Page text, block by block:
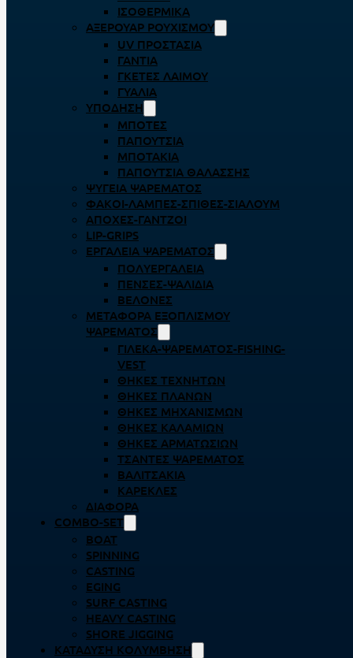
ΙΣΟΘΕΡΜΙΚΆ
ΑΞΕΡΟΥΆΡ ΡΟΥΧΙΣΜΟΎ
UV ΠΡΟΣΤΑΣΊΑ
ΓΆΝΤΙΑ
ΓΚΈΤΕΣ ΛΑΊΜΟΥ
ΓΥΑΛΙΆ
ΥΠΌΔΗΣΗ
ΜΠΌΤΕΣ
ΠΑΠΟΎΤΣΙΑ
ΜΠΟΤΆΚΙΑ
ΠΑΠΟΎΤΣΙΑ ΘΑΛΆΣΣΗΣ
ΨΥΓΕΊΑ ΨΑΡΈΜΑΤΟΣ
ΦΑΚΟΊ-ΛΆΜΠΕΣ-ΣΠΊΘΕΣ-ΣΊΑΛΟΥΜ
ΑΠΌΧΕΣ-ΓΆΝΤΖΟΙ
LIP-GRIPS
EΡΓΑΛΕΊΑ ΨΑΡΈΜΑΤΟΣ
ΠΟΛΥΕΡΓΑΛΕΊΑ
ΠΈΝΣΕΣ-ΨΑΛΊΔΙΑ
ΒΕΛΌΝΕΣ
ΜΕΤΑΦΟΡΆ ΕΞΟΠΛΙΣΜΟΎ
ΨΑΡΈΜΑΤΟΣ
ΓΙΛΈΚΑ-ΨΑΡΈΜΑΤΟΣ-FISHING-
VEST
ΘΉΚΕΣ ΤΕΧΝΗΤΏΝ
ΘΉΚΕΣ ΠΛΆΝΩΝ
ΘΉΚΕΣ ΜΗΧΑΝΙΣΜΏΝ
ΘΉΚΕΣ ΚΑΛΑΜΙΏΝ
ΘΉΚΕΣ ΑΡΜΑΤΩΣΙΏΝ
ΤΣΆΝΤΕΣ ΨΑΡΈΜΑΤΟΣ
ΒΑΛΙΤΣΆΚΙΑ
ΚΑΡΈΚΛΕΣ
ΔΙΆΦΟΡΑ
COMBO-SET
BOAT
SPINNING
CASTING
EGING
SURF CASTING
HEAVY CASTING
SHORE JIGGING
ΚΑΤΆΔΥΣΗ ΚΟΛΎΜΒΗΣΗ